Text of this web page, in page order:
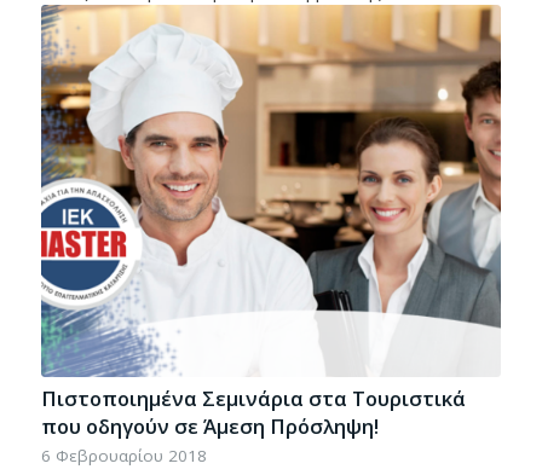
Πιστοποιημένα Σεμινάρια στα Τουριστικά
που οδηγούν σε Άμεση Πρόσληψη!
6 Φεβρουαρίου 2018